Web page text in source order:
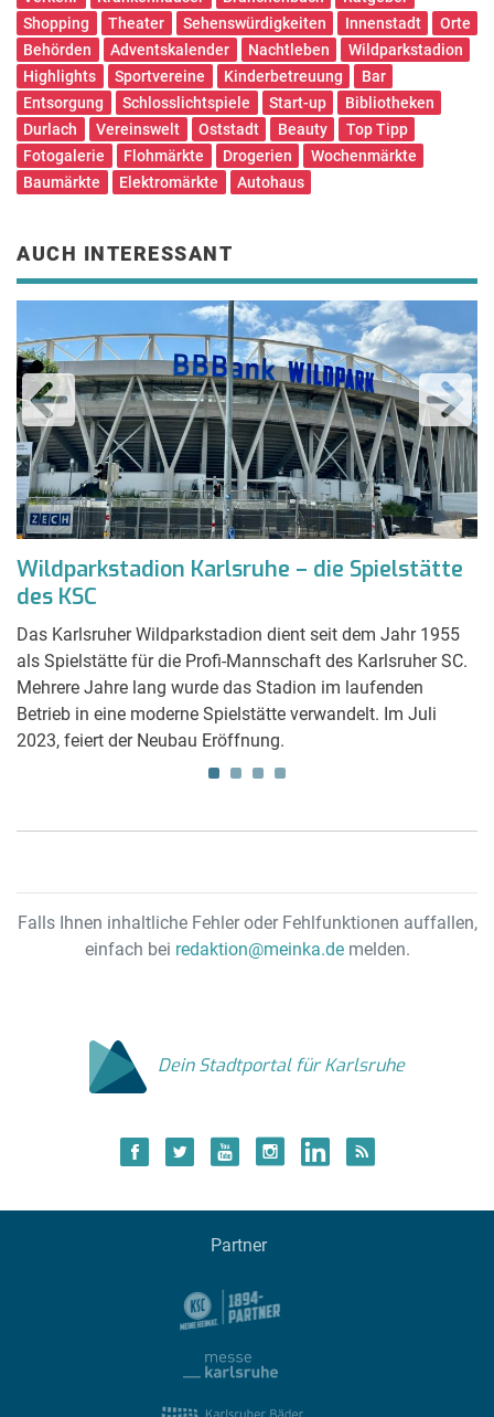
Shopping
Theater Sehenswürdigkeiten Innenstadt
Orte
Behörden
Adventskalender Nachtleben
Wildparkstadion
Highlights
Sportvereine Kinderbetreuung
Bar
Entsorgung
Schlosslichtspiele Start-up
Bibliotheken
Durlach
Vereinswelt Oststadt Beauty
Top Tipp
Fotogalerie
Flohmärkte Drogerien
Wochenmärkte
Baumärkte
Elektromärkte Autohaus
AUCH INTERESSANT
Wildparkstadion Karlsruhe – die Spielstätte
des KSC
Das Karlsruher Wildparkstadion dient seit dem Jahr 1955
als Spielstätte für die Profi-Mannschaft des Karlsruher SC.
Mehrere Jahre lang wurde das Stadion im laufenden
Betrieb in eine moderne Spielstätte verwandelt. Im Juli
2023, feiert der Neubau Eröffnung.
Falls Ihnen inhaltliche Fehler oder Fehlfunktionen auffallen,
einfach bei redaktion@meinka.demelden.
Dein Stadtportal für Karlsruhe
Partner